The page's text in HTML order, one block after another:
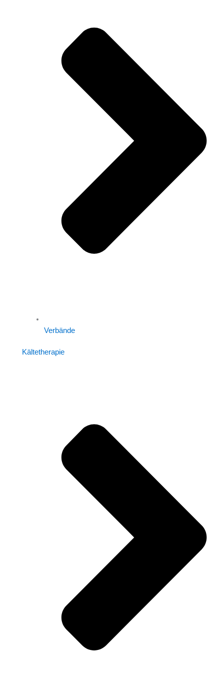
Verbände
Kältetherapie